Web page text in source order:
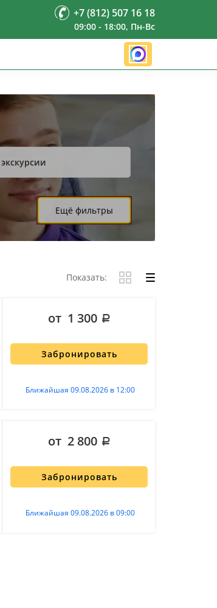
+7 (812) 507 16 18
09:00 - 18:00, Пн-Вс
Ещё фильтры
Показать:
Забронировать
Ближайшая 09.08.2026 в 12:00
от 1 300
Забронировать
Ближайшая 09.08.2026 в 09:00
от 2 800